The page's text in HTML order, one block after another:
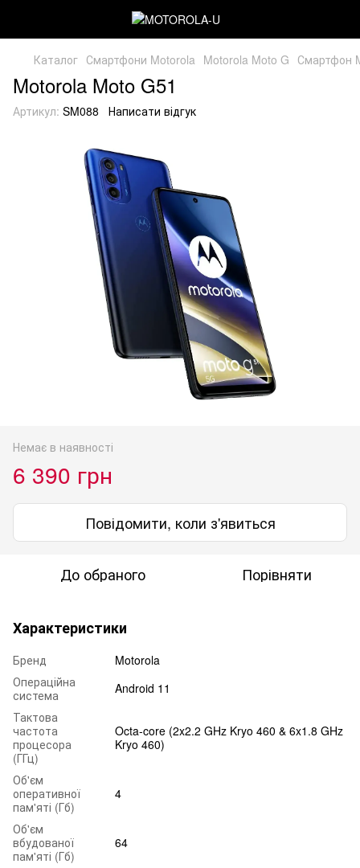
Каталог Смартфони Motorola Motorola Moto G Смартфон
Motorola Moto G51
Артикул: SM088 Написати відгук
Немає в наявності
6 390 грн
Повідомити, коли з'явиться
До обраного Порівняти
Характеристики
Бренд
Motorola
Операційна
система
Android 11
Тактова
частота
процесора
(ГГц)
Octa-core (2x2.2 GHz Kryo 460 & 6x1.8 GHz
Kryo 460)
Об'єм
оперативної
пам'яті (Гб)
4
Об'єм
вбудованої
пам'яті (Гб)
64